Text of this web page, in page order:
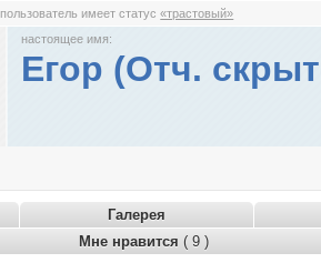
пользователь имеет статус«трастовый»
настоящее имя:
Егор (Отч.
Галерея
Мне нравится ( 9 )